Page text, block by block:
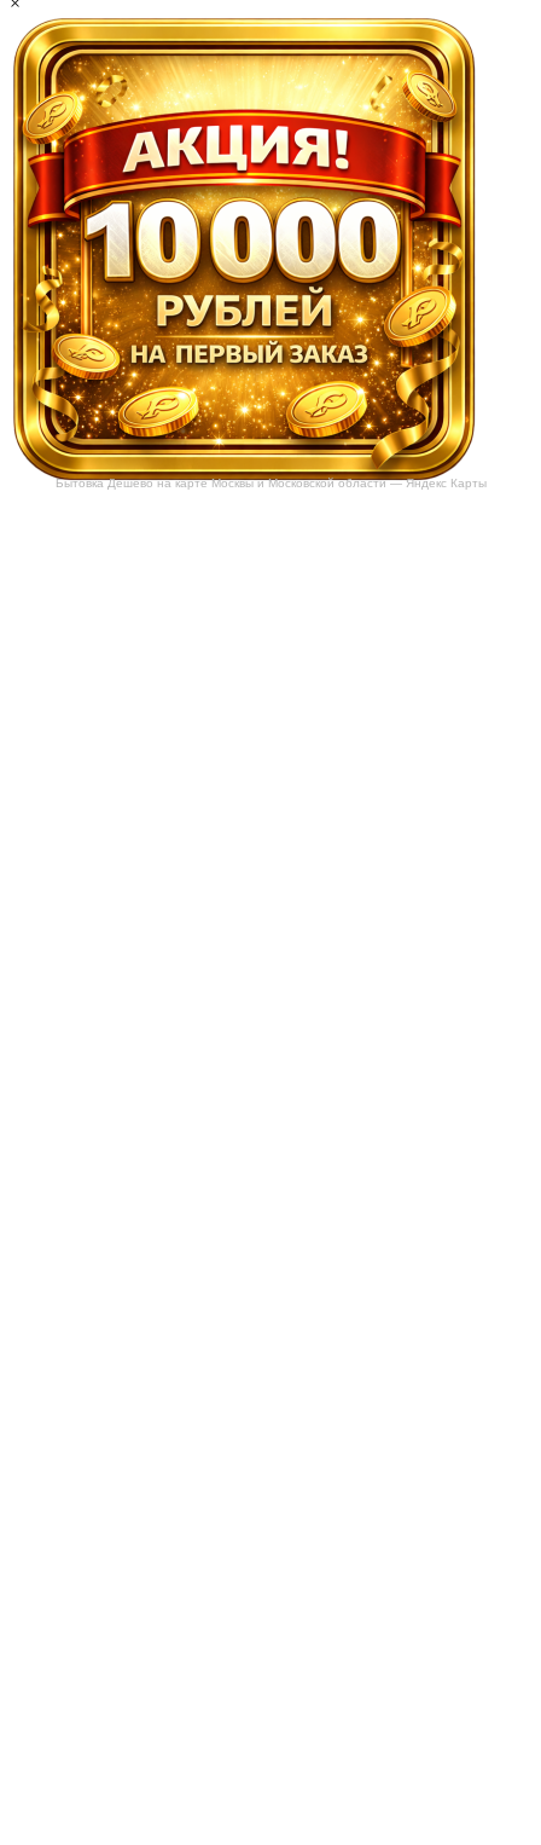
Бытовка Дешево на карте Москвы и Московской области — Яндекс Карты